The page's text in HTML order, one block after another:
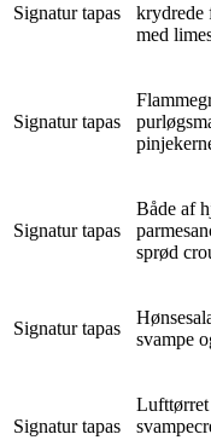
Signatur tapas
krydrede
med
Signatur tapas
Signatur tapas
Både af
sprød
Signatur tapas
svampe
Signatur tapas
Lufttørret